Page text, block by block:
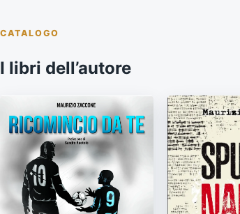
CATALOGO
I libri dell’autore